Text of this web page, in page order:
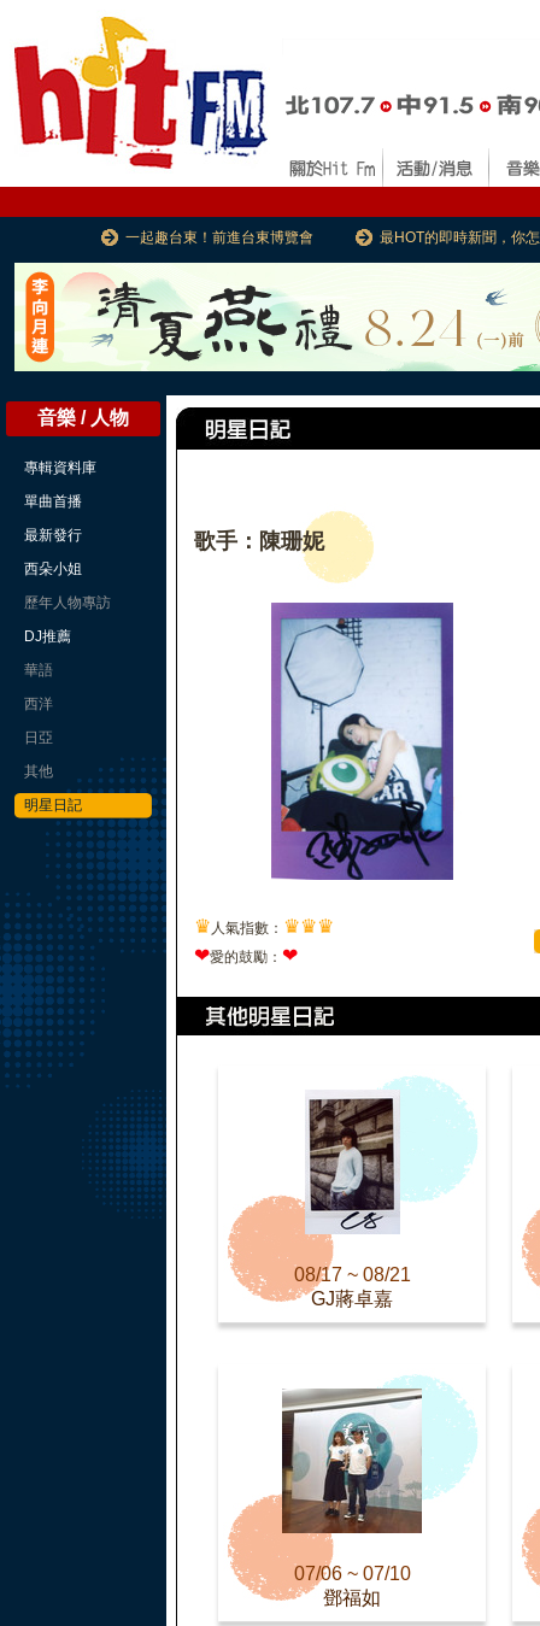
一起趣台東！前進台東博覽會 最HOT的即時新聞，你
音樂 / 人物
專輯資料庫
單曲首播
最新發行
西朵小姐
歷年人物專訪
DJ推薦
華語
西洋
日亞
其他
明星日記
歌手：陳珊妮
♛ 人氣指數： ♛♛♛
❤愛的鼓勵： ❤
08/17 ~ 08/21
GJ蔣卓嘉
07/06 ~ 07/10
鄧福如